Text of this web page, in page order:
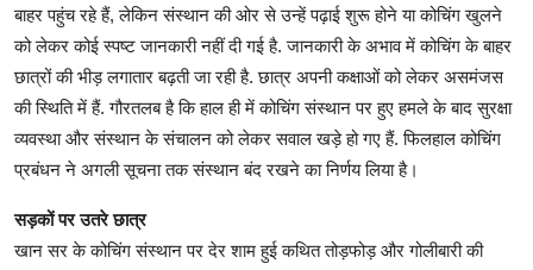
बाहर पहुंच रहे हैं, लेकिन संस्थान की ओर से उन्हें पढ़ाई शुरू होने या कोचिंग खुलने
को लेकर कोई स्पष्ट जानकारी नहीं दी गई है. जानकारी के अभाव में कोचिंग के बाहर
छात्रों की भीड़ लगातार बढ़ती जा रही है. छात्र अपनी कक्षाओं को लेकर असमंजस
की स्थिति में हैं. गौरतलब है कि हाल ही में कोचिंग संस्थान पर हुए हमले के बाद सुरक्षा
व्यवस्था और संस्थान के संचालन को लेकर सवाल खड़े हो गए हैं. फिलहाल कोचिंग
प्रबंधन ने अगली सूचना तक संस्थान बंद रखने का निर्णय लिया है।
सड़कों पर उतरे छात्र
खान सर के कोचिंग संस्थान पर देर शाम हुई कथित तोड़फोड़ और गोलीबारी की